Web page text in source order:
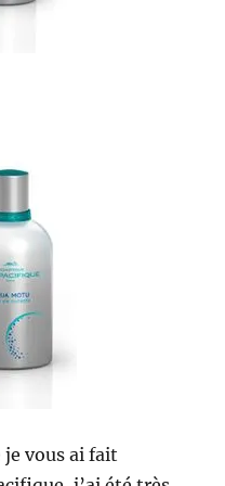
vous ai fait